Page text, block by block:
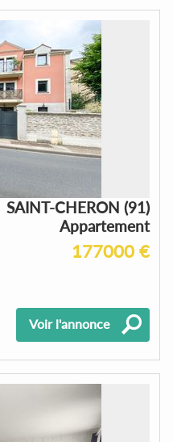
SAINT-CHERON (91)
Appartement
177000 €
Voir l'annonce